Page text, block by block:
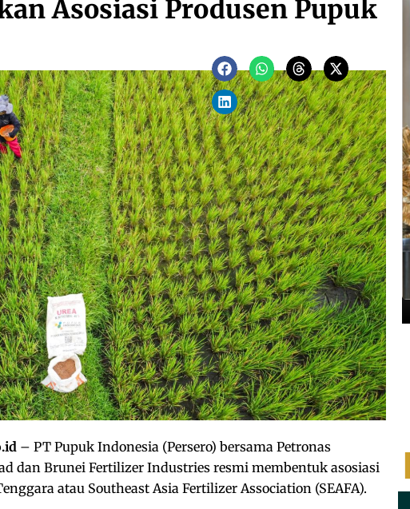
Asosiasi Produsen Pupuk
– PT Pupuk Indonesia (Persero) bersama Petronas
dan Brunei Fertilizer Industries resmi membentuk asosiasi
atau Southeast Asia Fertilizer Association (SEAFA).